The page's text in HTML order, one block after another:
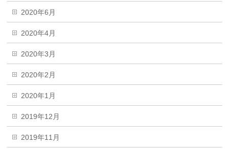
2020年6月
2020年4月
2020年3月
2020年2月
2020年1月
2019年12月
2019年11月